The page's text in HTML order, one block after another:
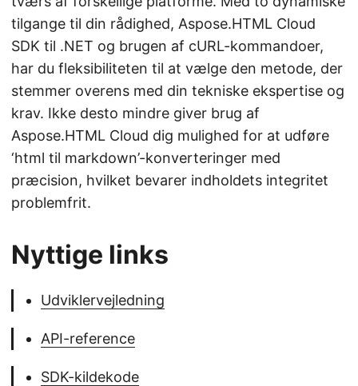
tilgange til din rådighed, Aspose.HTML Cloud
SDK til .NET og brugen af cURL-kommandoer,
har du fleksibiliteten til at vælge den metode, der
stemmer overens med din tekniske ekspertise og
krav. Ikke desto mindre giver brug af
Aspose.HTML Cloud dig mulighed for at udføre
‘html til markdown’-konverteringer med
præcision, hvilket bevarer indholdets integritet
problemfrit.
Nyttige links
Udviklervejledning
API-reference
SDK-kildekode